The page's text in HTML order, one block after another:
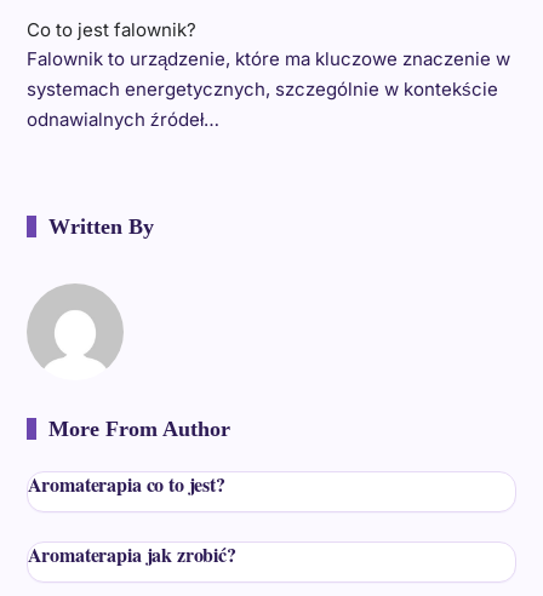
Co to jest falownik?
Falownik to urządzenie, które ma kluczowe znaczenie w
systemach energetycznych, szczególnie w kontekście
odnawialnych źródeł…
Written By
More From Author
Aromaterapia co to jest?
Aromaterapia jak zrobić?